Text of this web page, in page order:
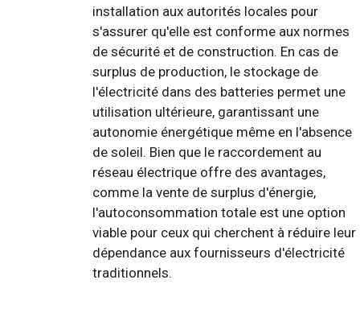
installation aux autorités locales pour
s'assurer qu'elle est conforme aux normes
de sécurité et de construction. En cas de
surplus de production, le stockage de
l'électricité dans des batteries permet une
utilisation ultérieure, garantissant une
autonomie énergétique même en l'absence
de soleil. Bien que le raccordement au
réseau électrique offre des avantages,
comme la vente de surplus d'énergie,
l'autoconsommation totale est une option
viable pour ceux qui cherchent à réduire leur
dépendance aux fournisseurs d'électricité
traditionnels.